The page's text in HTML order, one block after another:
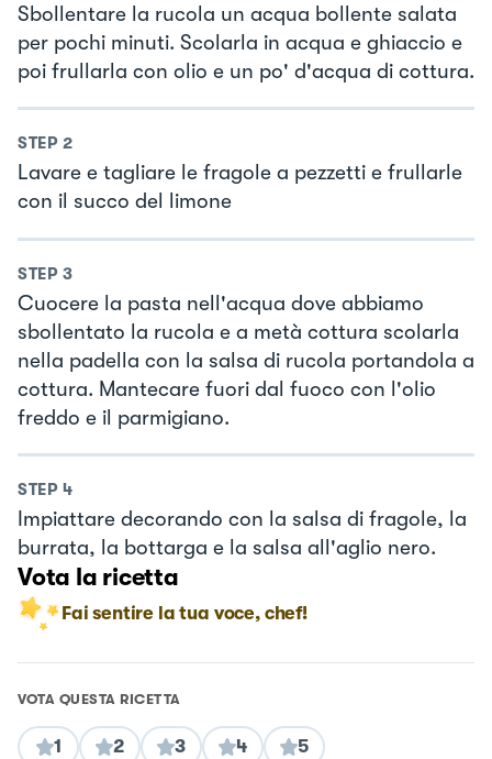
Sbollentare la rucola un acqua bollente salata
per pochi minuti. Scolarla in acqua e ghiaccio e
poi frullarla con olio e un po' d'acqua di cottura.
STEP 2
Lavare e tagliare le fragole a pezzetti e frullarle
con il succo del limone
STEP 3
Cuocere la pasta nell'acqua dove abbiamo
sbollentato la rucola e a metà cottura scolarla
nella padella con la salsa di rucola portandola a
cottura. Mantecare fuori dal fuoco con l'olio
freddo e il parmigiano.
STEP 4
Impiattare decorando con la salsa di fragole, la
burrata, la bottarga e la salsa all'aglio nero.
Vota la ricetta
Fai sentire la tua voce, chef!
VOTA QUESTA RICETTA
1 2 3 4 5